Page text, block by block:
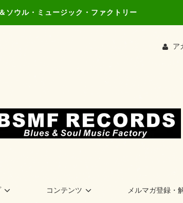
ソウル・ミュージック・ファクトリー
ア
コンテンツ メルマガ登録・